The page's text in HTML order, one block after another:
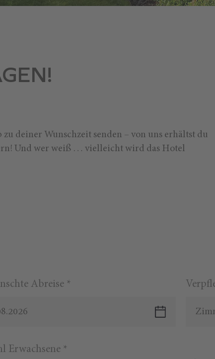
deiner Wunschzeit senden – von uns erhältst du
Und wer weiß … vielleicht wird das Hotel
Abreise *
Erwachsene *